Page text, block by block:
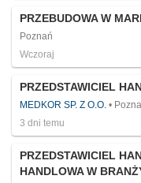
PRZEBUDOWA W
Poznań
Wczoraj
PRZEDSTAWICIEL
MEDKOR SP. Z O.O.
3 dni temu
PRZEDSTAWICIEL
HANDLOWA W